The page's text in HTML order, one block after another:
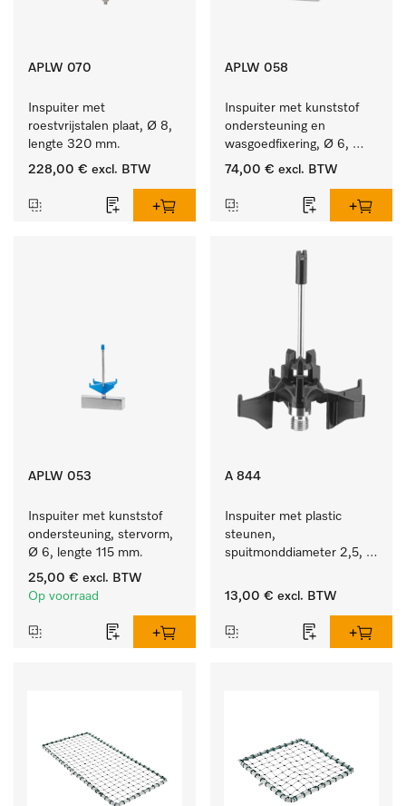
APLW 070
Inspuiter met
roestvrijstalen plaat, Ø 8,
lengte 320 mm.
228,00 € excl. BTW
APLW 058
Inspuiter met kunststof
ondersteuning en
wasgoedfixering, Ø 6,
lengte 135 mm.
74,00 € excl. BTW
APLW 053
Inspuiter met kunststof
ondersteuning, stervorm,
Ø 6, lengte 115 mm.
25,00 € excl. BTW
Op voorraad
A 844
Inspuiter met plastic
steunen,
spuitmonddiameter 2,5,
13,00 € excl. BTW